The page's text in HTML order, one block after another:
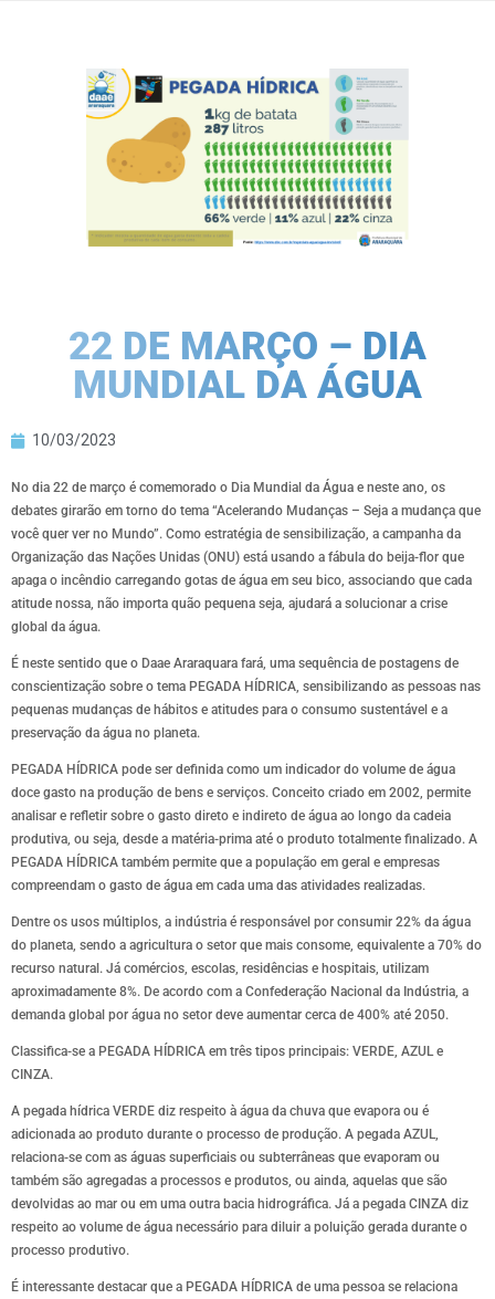
22 DE MARÇO – DIA
MUNDIAL DA ÁGUA
10/03/2023
No dia 22 de março é comemorado o Dia Mundial da Água e neste ano, os
debates girarão em torno do tema “Acelerando Mudanças – Seja a mudança que
você quer ver no Mundo”. Como estratégia de sensibilização, a campanha da
Organização das Nações Unidas (ONU) está usando a fábula do beija-flor que
apaga o incêndio carregando gotas de água em seu bico, associando que cada
atitude nossa, não importa quão pequena seja, ajudará a solucionar a crise
global da água.
É neste sentido que o Daae Araraquara fará, uma sequência de postagens de
conscientização sobre o tema PEGADA HÍDRICA, sensibilizando as pessoas nas
pequenas mudanças de hábitos e atitudes para o consumo sustentável e a
preservação da água no planeta.
PEGADA HÍDRICA pode ser definida como um indicador do volume de água
doce gasto na produção de bens e serviços. Conceito criado em 2002, permite
analisar e refletir sobre o gasto direto e indireto de água ao longo da cadeia
produtiva, ou seja, desde a matéria-prima até o produto totalmente finalizado. A
PEGADA HÍDRICA também permite que a população em geral e empresas
compreendam o gasto de água em cada uma das atividades realizadas.
Dentre os usos múltiplos, a indústria é responsável por consumir 22% da água
do planeta, sendo a agricultura o setor que mais consome, equivalente a 70% do
recurso natural. Já comércios, escolas, residências e hospitais, utilizam
aproximadamente 8%. De acordo com a Confederação Nacional da Indústria, a
demanda global por água no setor deve aumentar cerca de 400% até 2050.
Classifica-se a PEGADA HÍDRICA em três tipos principais: VERDE, AZUL e
CINZA.
A pegada hídrica VERDE diz respeito à água da chuva que evapora ou é
adicionada ao produto durante o processo de produção. A pegada AZUL,
relaciona-se com as águas superficiais ou subterrâneas que evaporam ou
também são agregadas a processos e produtos, ou ainda, aquelas que são
devolvidas ao mar ou em uma outra bacia hidrográfica. Já a pegada CINZA diz
respeito ao volume de água necessário para diluir a poluição gerada durante o
processo produtivo.
É interessante destacar que a PEGADA HÍDRICA de uma pessoa se relaciona